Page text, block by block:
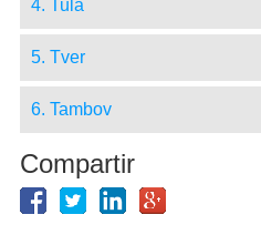
4. Tula
5. Tver
6. Tambov
Compartir